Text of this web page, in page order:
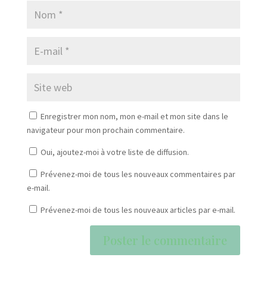
Enregistrer mon nom, mon e-mail et mon site dans le
navigateur pour mon prochain commentaire.
Oui, ajoutez-moi à votre liste de diffusion.
Prévenez-moi de tous les nouveaux commentaires par
e-mail.
Prévenez-moi de tous les nouveaux articles par e-mail.